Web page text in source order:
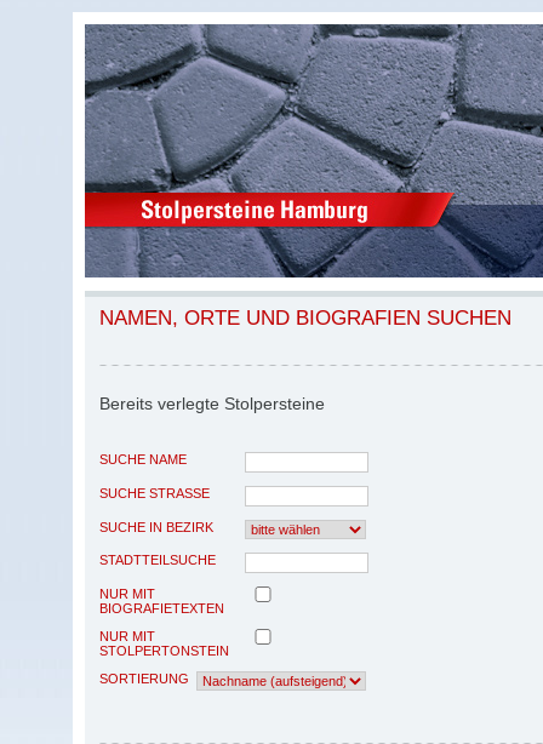
NAMEN, ORTE UND BIOGRAFIEN SUCHEN
Bereits verlegte Stolpersteine
SUCHE NAME
SUCHE STRASSE
SUCHE IN BEZIRK
STADTTEILSUCHE
NUR MIT
BIOGRAFIETEXTEN
NUR MIT
STOLPERTONSTEIN
SORTIERUNG